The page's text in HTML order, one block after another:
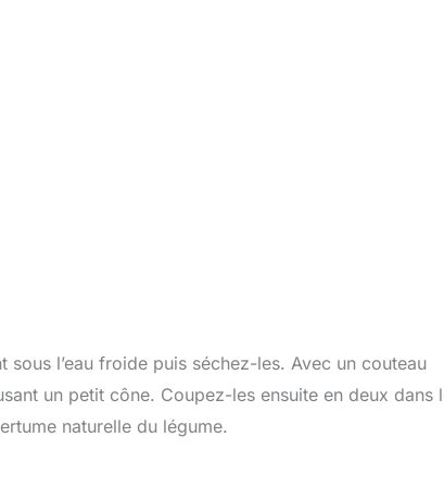
l’eau froide puis séchez-les. Avec un couteau
un petit cône. Coupez-les ensuite en deux dans
naturelle du légume.